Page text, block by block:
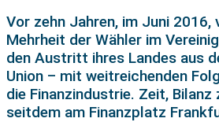
Vor zehn Jahren, im Juni 2016,
Mehrheit der Wähler im
den Austritt ihres Landes aus
Union – mit weitreichenden
die Finanzindustrie. Zeit, Bilanz
seitdem am Finanzplatz